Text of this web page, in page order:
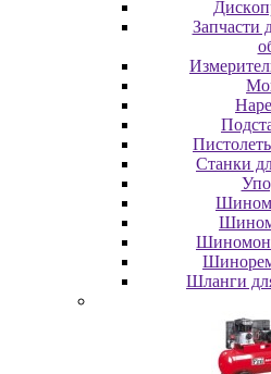
Зaпчacти
Станки
Шлaнги